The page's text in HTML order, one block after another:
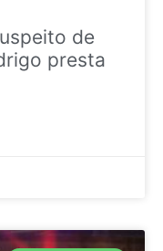
de
presta